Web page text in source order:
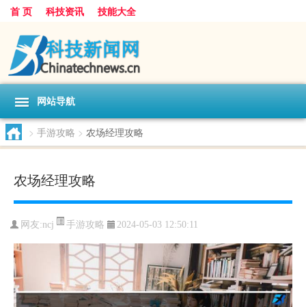
首 页 科技资讯 技能大全
网站导航
> 手游攻略 > 农场经理攻略
农场经理攻略
网友:ncj 手游攻略 2024-05-03 12:50:11